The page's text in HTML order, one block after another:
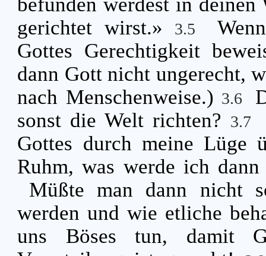
gerichtet wirst.»
3.5
Gottes Gerechtigkeit
dann Gott nicht ungerecht,
nach Menschenweise.) 3.6
sonst die Welt richten? 3.7
Gottes durch meine Lüge
Ruhm, was werde ich
Müßte man dann nicht
werden und wie etliche
uns Böses tun, damit